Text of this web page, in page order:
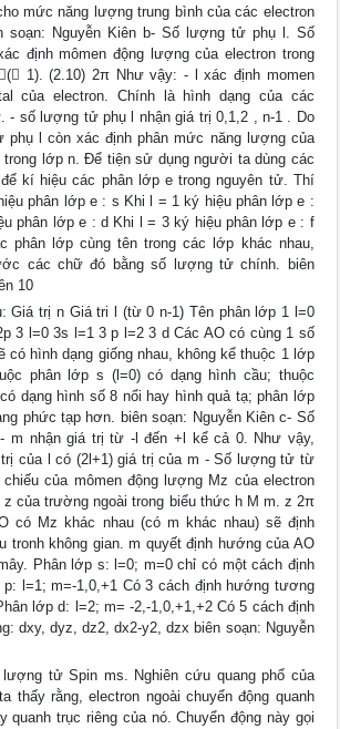
mức năng lượng trung bình của các electron
soạn: Nguyễn Kiên b- Số lượng tử phụ l. Số
định mômen động lượng của electron trong
1). (2.10) 2π Như vậy: - l xác định momen
của electron. Chính là hình dạng của các
- số lượng tử phụ l nhận giá trị 0,1,2 , n-1 . Do
phụ l còn xác định phân mức năng lượng của
lớp n. Để tiện sử dụng người ta dùng các
kí hiệu các phân lớp e trong nguyên tử. Thí
phân lớp e : s Khi l = 1 ký hiệu phân lớp e :
phân lớp e : d Khi l = 3 ký hiệu phân lớp e : f
phân lớp cùng tên trong các lớp khác nhau,
các chữ đó bằng số lượng tử chính. biên
10
Giá trị n Giá tri l (từ 0 n-1) Tên phân lớp 1 l=0
3 l=0 3s l=1 3 p l=2 3 d Các AO có cùng 1 số
có hình dạng giống nhau, không kể thuộc 1 lớp
phân lớp s (l=0) có dạng hình cầu; thuộc
dạng hình số 8 nổi hay hình quả tạ; phân lớp
phức tạp hơn. biên soạn: Nguyễn Kiên c- Số
m nhận giá trị từ -l đến +l kể cả 0. Như vậy,
của l có (2l+1) giá trị của m - Số lượng tử từ
của mômen động lượng Mz của electron
z của trường ngoài trong biểu thức h M m. z 2π
có Mz khác nhau (có m khác nhau) sẽ định
tronh không gian. m quyết định hướng của AO
Phân lớp s: l=0; m=0 chỉ có một cách định
l=1; m=-1,0,+1 Có 3 cách định hướng tương
lớp d: l=2; m= -2,-1,0,+1,+2 Có 5 cách định
dxy, dyz, dz2, dx2-y2, dzx biên soạn: Nguyễn
lượng tử Spin ms. Nghiên cứu quang phổ của
thấy rằng, electron ngoài chuyển động quanh
quanh trục riêng của nó. Chuyển động này gọi